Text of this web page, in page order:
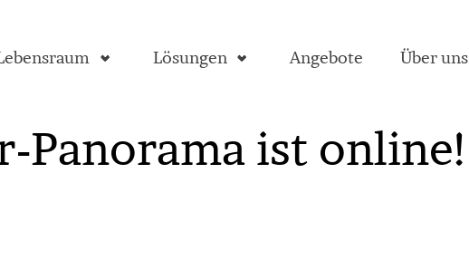
Lösungen Angebote Über uns
Panorama ist online!